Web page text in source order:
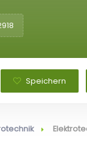
Speichern